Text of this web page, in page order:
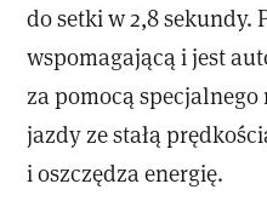
do setki w 2,8 sekundy.
wspomagającą i jest
za pomocą specjalnego
jazdy ze stałą
i oszczędza energię.